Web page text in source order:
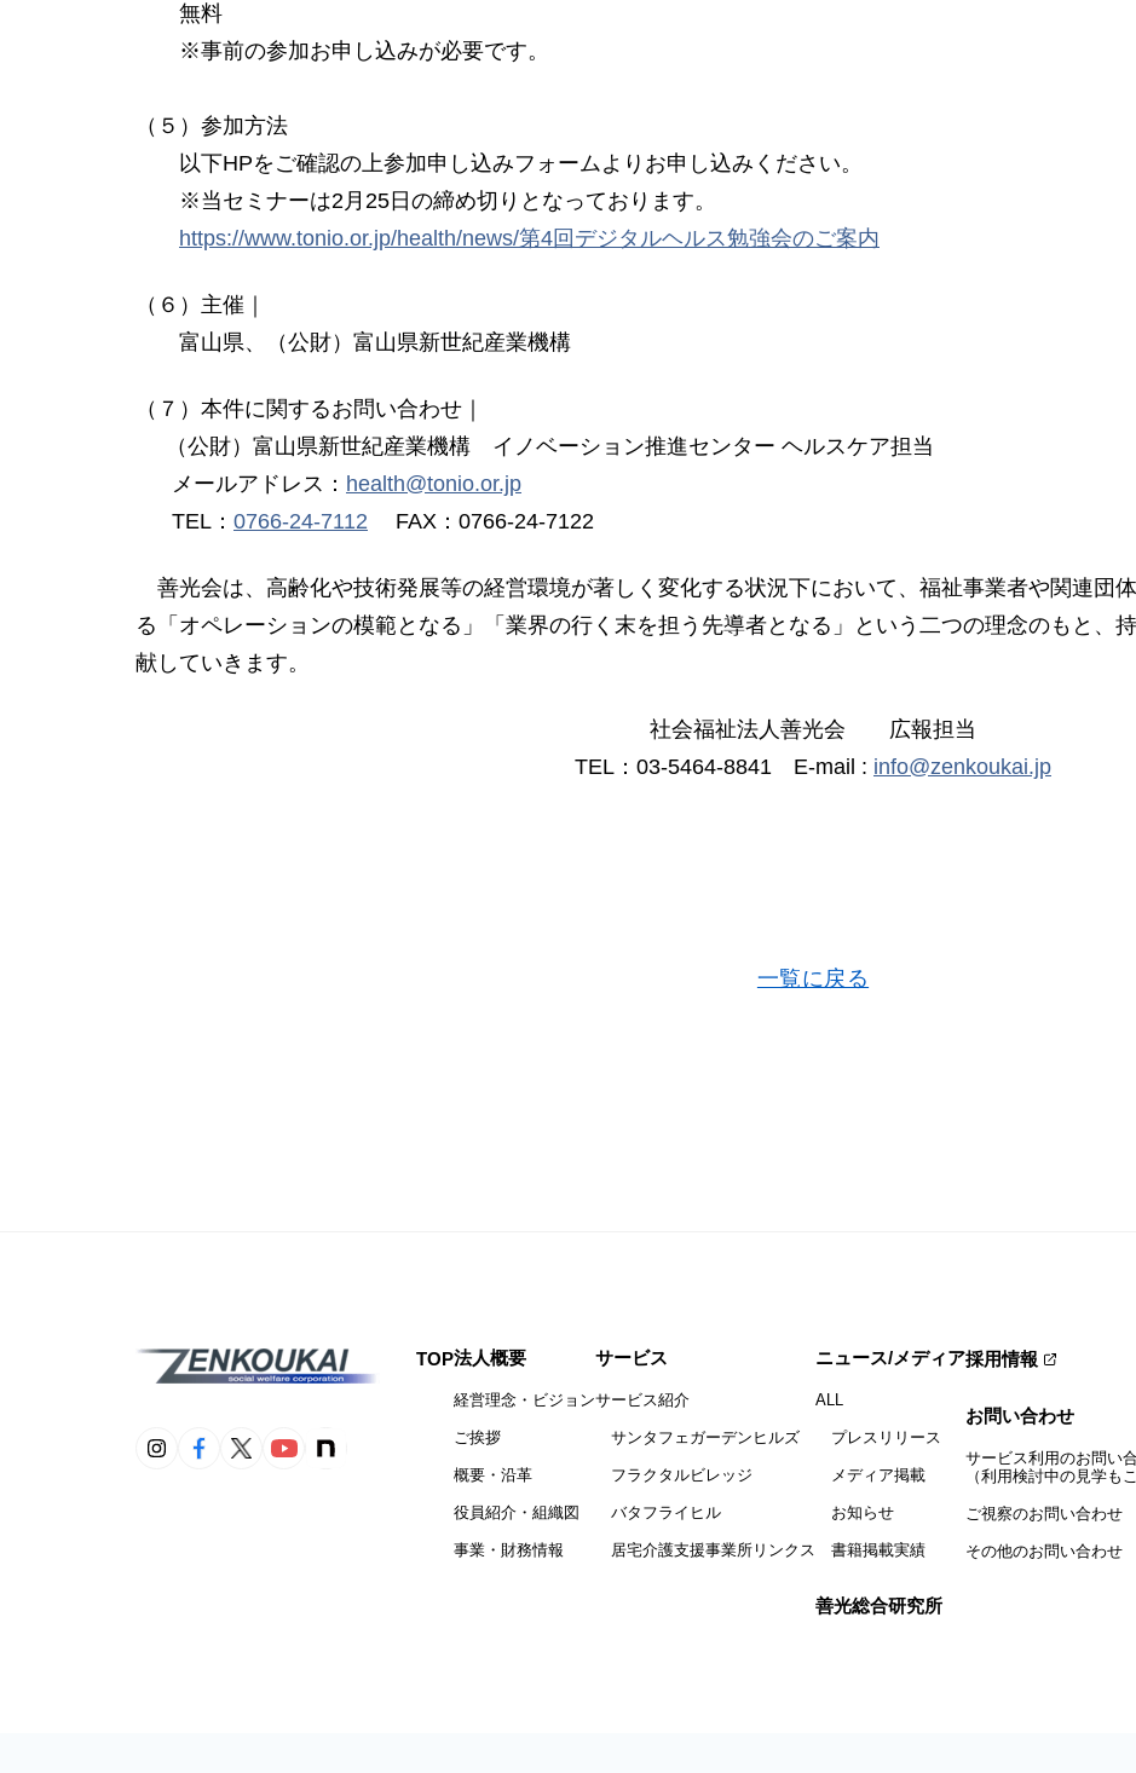
無料
※事前の参加お申し込みが必要です。
（５）参加方法
以下HPをご確認の上参加申し込みフォームよりお申し込みください。
※当セミナーは2月25日の締め切りとなっております。
https://www.tonio.or.jp/health/news/第4回デジタルヘルス勉強会のご案内
（６）主催｜
富山県、（公財）富山県新世紀産業機構
（７）本件に関するお問い合わせ｜
（公財）富山県新世紀産業機構 イノベーション推進センター ヘルスケア担当
メールアドレス： health@tonio.or.jp
TEL： 0766-24-7112 FAX：0766-24-7122
善光会は、高齢化や技術発展等の経営環境が著しく変化する状況下において、福祉事業者や関連団
る「オペレーションの模範となる」「業界の行く末を担う先導者となる」という二つの理念のもと、
献していきます。
社会福祉法人善光会 広報担当
TEL：03-5464-8841 E-mail : info@zenkoukai.jp
一覧に戻る
TOP法人概要
経営理念・ビジョン
ご挨拶
概要・沿革
役員紹介・組織図
事業・財務情報
サービス
サービス紹介
サンタフェガーデンヒルズ
フラクタルビレッジ
バタフライヒル
居宅介護支援事業所リンクス
ニュース/メディア
ALL
プレスリリース
メディア掲載
お知らせ
書籍掲載実績
善光総合研究所
採用情報
お問い合わせ
サービス利用のお問い
（利用検討中の見学も
ご視察のお問い合わせ
その他のお問い合わせ